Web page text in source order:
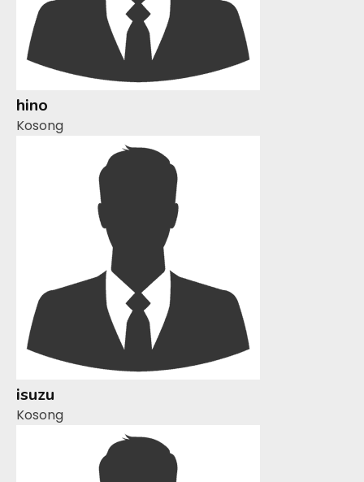
hino
Kosong
isuzu
Kosong